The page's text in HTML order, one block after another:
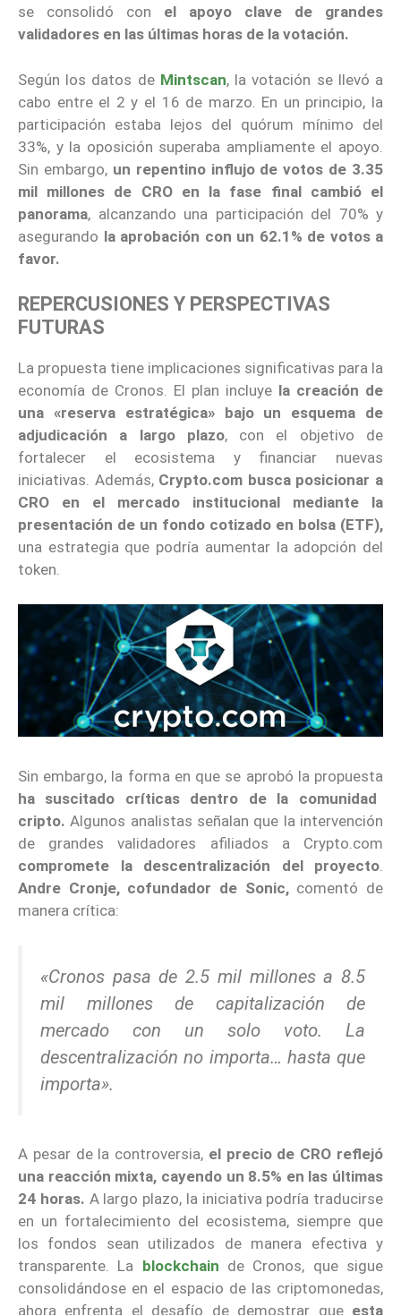
se consolidó con el apoyo clave de grandes
validadores en las últimas horas de la votación.
Según los datos de Mintscan, la votación se llevó a
cabo entre el 2 y el 16 de marzo. En un principio, la
participación estaba lejos del quórum mínimo del
33%, y la oposición superaba ampliamente el apoyo.
Sin embargo, un repentino influjo de votos de 3.35
mil millones de CRO en la fase final cambió el
panorama, alcanzando una participación del 70% y
asegurando la aprobación con un 62.1% de votos a
favor.
REPERCUSIONES Y PERSPECTIVAS
FUTURAS
La propuesta tiene implicaciones significativas para la
economía de Cronos. El plan incluye la creación de
una «reserva estratégica» bajo un esquema de
adjudicación a largo plazo, con el objetivo de
fortalecer el ecosistema y financiar nuevas
iniciativas. Además, Crypto.com busca posicionar a
CRO en el mercado institucional mediante la
presentación de un fondo cotizado en bolsa (ETF),
una estrategia que podría aumentar la adopción del
token.
Sin embargo, la forma en que se aprobó la propuesta
ha suscitado críticas dentro de la comunidad
cripto. Algunos analistas señalan que la intervención
de grandes validadores afiliados a Crypto.com
compromete la descentralización del proyecto.
Andre Cronje, cofundador de Sonic,comentó de
manera crítica:
«Cronos pasa de 2.5 mil millones a 8.5
mil millones de capitalización de
mercado con un solo voto. La
descentralización no importa… hasta que
importa».
A pesar de la controversia, el precio de CRO reflejó
una reacción mixta, cayendo un 8.5% en las últimas
24 horas. A largo plazo, la iniciativa podría traducirse
en un fortalecimiento del ecosistema, siempre que
los fondos sean utilizados de manera efectiva y
transparente. La blockchain de Cronos, que sigue
consolidándose en el espacio de las criptomonedas,
ahora enfrenta el desafío de demostrar que esta